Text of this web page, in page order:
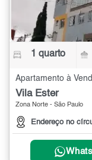
1 quarto
Apartamento à
Vila Ester
Zona Norte - São Paulo
Endereço no